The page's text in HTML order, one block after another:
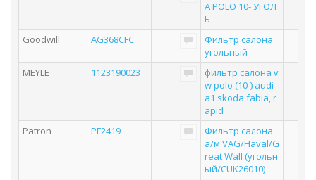
А POLO 10- УГОЛ
Ь
Goodwill
AG368CFC
Фильтр салона
угольный
MEYLE
1123190023
фильтр салона v
w polo (10-) audi
a1 skoda fabia, r
apid
Patron
PF2419
Фильтр салона
а/м VAG/Haval/G
reat Wall (угольн
ый/CUK26010)